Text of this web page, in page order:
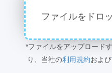
ファイルをドロ
*ファイルをアップロード
り、当社の利用規約および